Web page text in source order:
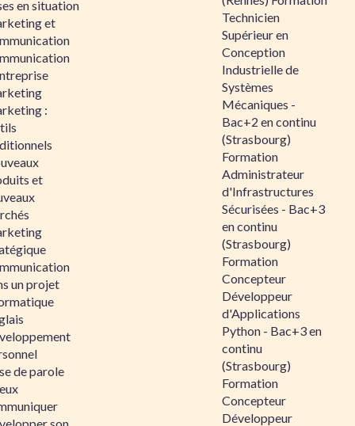
en situation
et
:
et
un projet
de parole
Technicien
Supérieur en
Conception
Industrielle de
Systèmes
Mécaniques -
Bac+2 en continu
(Strasbourg)
Formation
Administrateur
d'Infrastructures
Sécurisées - Bac+3
en continu
(Strasbourg)
Formation
Concepteur
Développeur
d'Applications
Python - Bac+3 en
continu
(Strasbourg)
Formation
Concepteur
Développeur